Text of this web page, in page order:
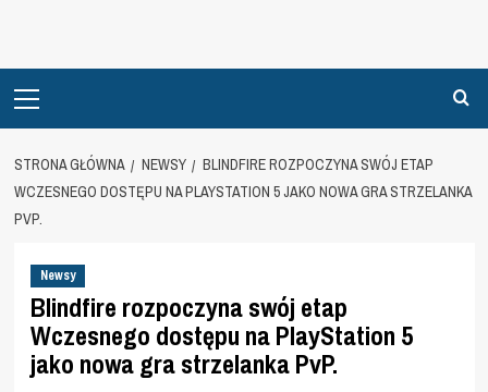
Menu
STRONA GŁÓWNA NEWSY
BLINDFIRE ROZPOCZYNA SWÓJ ETAP
WCZESNEGO DOSTĘPU NA PLAYSTATION 5 JAKO NOWA GRA STRZELANKA
PVP.
Newsy
Blindfire rozpoczyna swój etap
Wczesnego dostępu na PlayStation 5
jako nowa gra strzelanka PvP.